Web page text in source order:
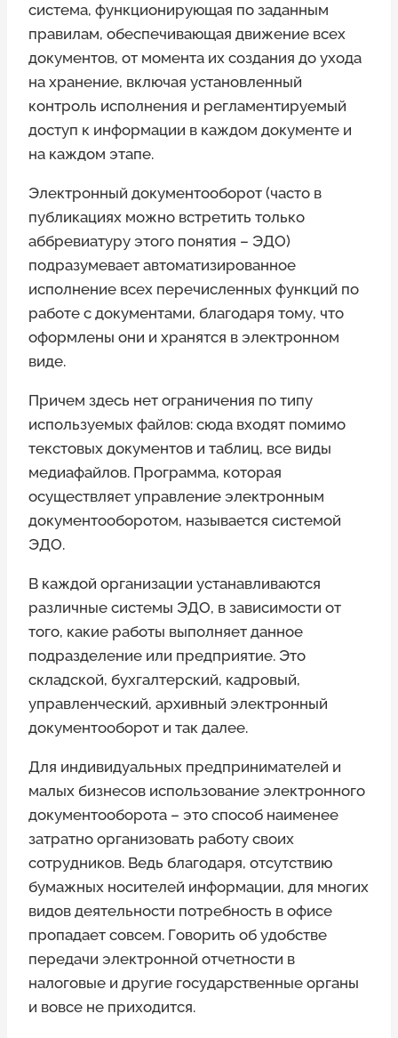
система, функционирующая по заданным
правилам, обеспечивающая движение всех
документов, от момента их создания до ухода
на хранение, включая установленный
контроль исполнения и регламентируемый
доступ к информации в каждом документе и
на каждом этапе.
Электронный документооборот (часто в
публикациях можно встретить только
аббревиатуру этого понятия – ЭДО)
подразумевает автоматизированное
исполнение всех перечисленных функций по
работе с документами, благодаря тому, что
оформлены они и хранятся в электронном
виде.
Причем здесь нет ограничения по типу
используемых файлов: сюда входят помимо
текстовых документов и таблиц, все виды
медиафайлов. Программа, которая
осуществляет управление электронным
документооборотом, называется системой
ЭДО.
В каждой организации устанавливаются
различные системы ЭДО, в зависимости от
того, какие работы выполняет данное
подразделение или предприятие. Это
складской, бухгалтерский, кадровый,
управленческий, архивный электронный
документооборот и так далее.
Для индивидуальных предпринимателей и
малых бизнесов использование электронного
документооборота – это способ наименее
затратно организовать работу своих
сотрудников. Ведь благодаря, отсутствию
бумажных носителей информации, для многих
видов деятельности потребность в офисе
пропадает совсем. Говорить об удобстве
передачи электронной отчетности в
налоговые и другие государственные органы
и вовсе не приходится.